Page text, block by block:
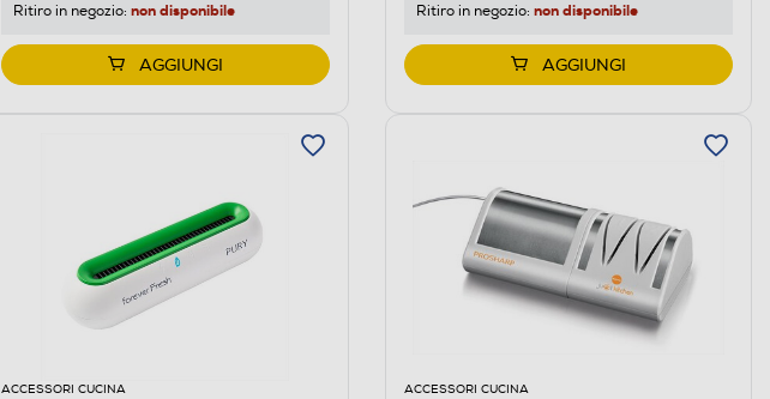
Ritiro in negozio: non disponibile
AGGIUNGI
Ritiro in negozio: non disponibile
AGGIUNGI
ACCESSORI CUCINA ACCESSORI CUCINA